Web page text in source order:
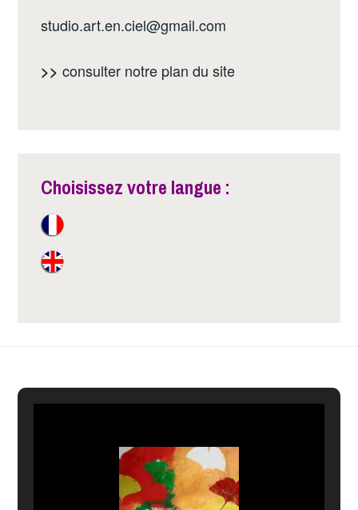
studio.art.en.ciel@gmail.com
>> consulter notre plan du site
Choisissez votre langue :